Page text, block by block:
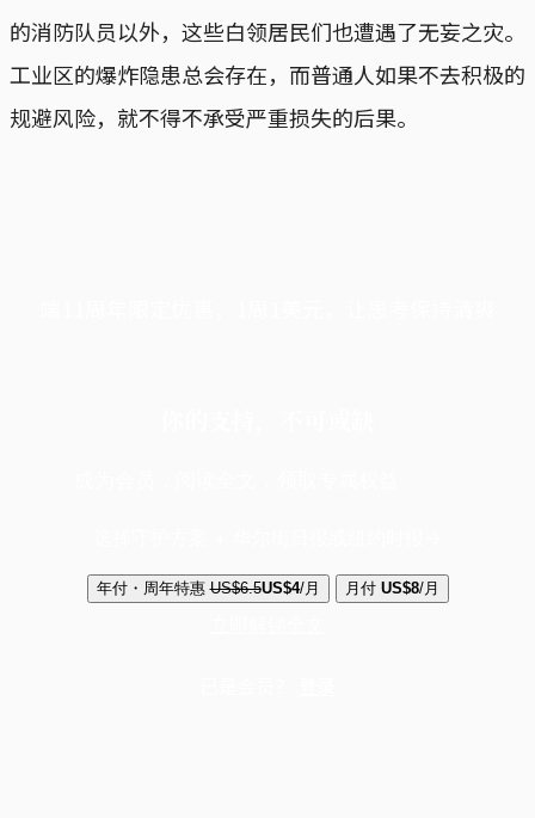
的消防队员以外，这些白领居民们也遭遇了无妄之灾。
工业区的爆炸隐患总会存在，而普通人如果不去积极的
规避风险，就不得不承受严重损失的后果。
年付・周年特惠 US$6.5US$4/月 月付 US$8/月